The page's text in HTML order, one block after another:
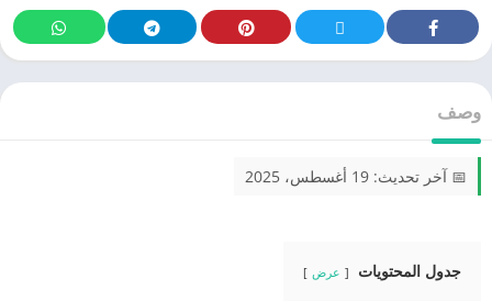
وصف
📅 آخر تحديث: 19 أغسطس، 2025
جدول المحتويات عرض